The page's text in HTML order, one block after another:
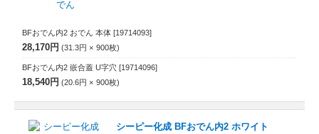
BFおでん内2 おでん 本体 [19714093]
28,170円 31.3円 900枚
BFおでん内2 嵌合蓋 U字穴 [19714096]
18,540円 20.6円 900枚
シーピー化成 BFおでん内2 ホワイト